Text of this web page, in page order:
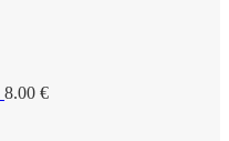
8.00 €